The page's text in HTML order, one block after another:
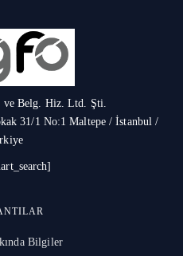
Belg. Hiz. Ltd. Şti.
31/1 No:1 Maltepe / İstanbul /
Bilgiler